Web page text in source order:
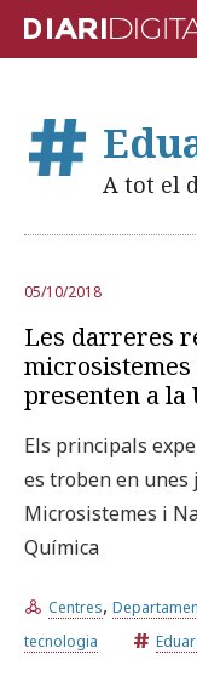
RECERCA
VIDA AL CAMPUS
COMUNITAT URV
REPORTATGES
Més categories
A tot el
05/10/2018
Les darreres
microsistemes
presenten a la
Els principals
es troben en
Microsistemes i
Química
Centres,
tecnologia